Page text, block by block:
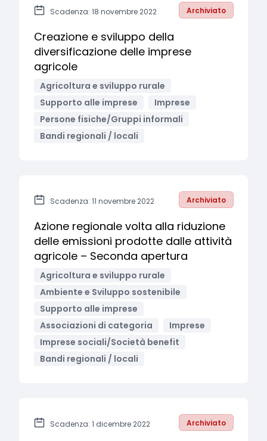
Scadenza: 18 novembre 2022 Archiviato
Creazione e sviluppo della
diversificazione delle imprese
agricole
Agricoltura e sviluppo rurale
Supporto alle imprese
Imprese
Persone fisiche/Gruppi informali
Bandi regionali / locali
Scadenza: 11 novembre 2022 Archiviato
Azione regionale volta alla riduzione
delle emissioni prodotte dalle attività
agricole – Seconda apertura
Agricoltura e sviluppo rurale
Ambiente e Sviluppo sostenibile
Supporto alle imprese
Associazioni di categoria
Imprese
Imprese sociali/Società benefit
Bandi regionali / locali
Scadenza: 1 dicembre 2022 Archiviato